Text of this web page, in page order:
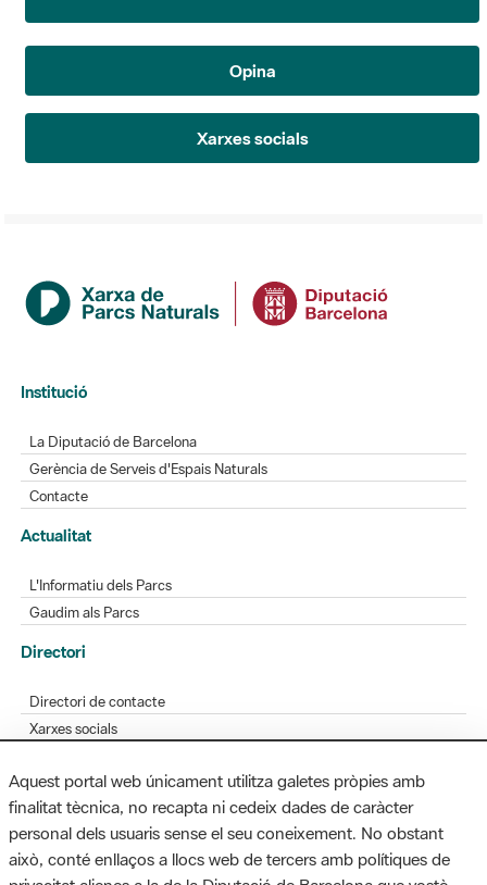
Opina
Xarxes socials
Institució
La Diputació de Barcelona
Gerència de Serveis d'Espais Naturals
Contacte
Actualitat
L'Informatiu dels Parcs
Gaudim als Parcs
Directori
Directori de contacte
Xarxes socials
Bústia de suggeriments
Opineu sobre els parcs
Aquest portal web únicament utilitza galetes pròpies amb
finalitat tècnica, no recapta ni cedeix dades de caràcter
personal dels usuaris sense el seu coneixement. No obstant
això, conté enllaços a llocs web de tercers amb polítiques de